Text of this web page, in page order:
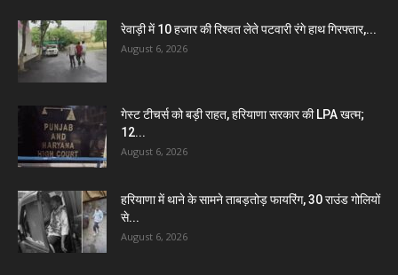
रेवाड़ी में 10 हजार की रिश्वत लेते पटवारी रंगे हाथ गिरफ्तार,...
August 6, 2026
गेस्ट टीचर्स को बड़ी राहत, हरियाणा सरकार की LPA खत्म;
12...
August 6, 2026
हरियाणा में थाने के सामने ताबड़तोड़ फायरिंग, 30 राउंड गोलियों
से...
August 6, 2026